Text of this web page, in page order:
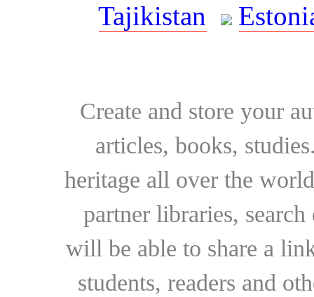
Tajikistan
Create and store your
articles, books,
heritage all over the
partner libraries,
will be able to share a
students, readers and